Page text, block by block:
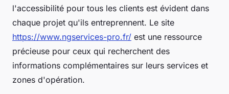
l'accessibilité pour tous les clients est évident dans
chaque projet qu'ils entreprennent. Le site
https://www.ngservices-pro.fr/ est une ressource
précieuse pour ceux qui recherchent des
informations complémentaires sur leurs services et
zones d'opération.